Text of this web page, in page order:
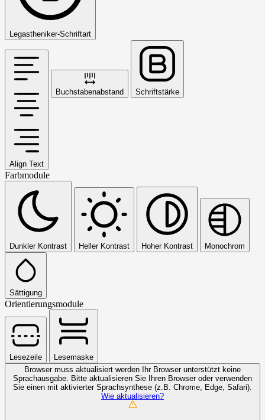
Legastheniker-Schriftart
Align Text
Buchstabenabstand Schriftstärke
Farbmodule
Dunkler Kontrast Heller Kontrast Hoher Kontrast Monochrom
Sättigung
Orientierungsmodule
Lesezeile
Lesemaske
Browser muss aktualisiert werden
Ihr Browser unterstützt keine
Sprachausgabe. Bitte aktualisieren Sie Ihren Browser oder verwenden
Sie einen mit aktivierter Sprachsynthese (z.B. Chrome, Edge, Safari).
Wie aktualisieren?